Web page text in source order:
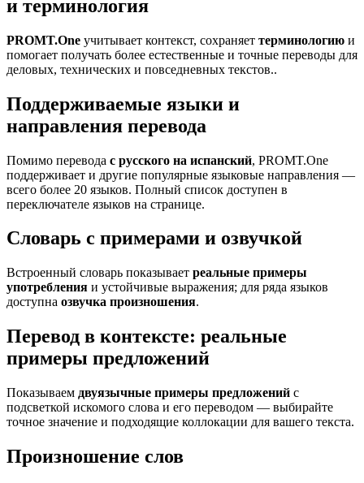
и терминология
PROMT.One учитывает контекст, сохраняет терминологию и
помогает получать более естественные и точные переводы для
деловых, технических и повседневных текстов..
Поддерживаемые языки и
направления перевода
Помимо перевода с русского на испанский, PROMT.One
поддерживает и другие популярные языковые направления —
всего более 20 языков. Полный список доступен в
переключателе языков на странице.
Словарь с примерами и озвучкой
Встроенный словарь показывает реальные примеры
употребления и устойчивые выражения; для ряда языков
доступна озвучка произношения.
Перевод в контексте: реальные
примеры предложений
Показываем двуязычные примеры предложений с
подсветкой искомого слова и его переводом — выбирайте
точное значение и подходящие коллокации для вашего текста.
Произношение слов